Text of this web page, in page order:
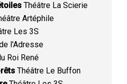
Théâtre La Scierie
Artéphile
Les 3S
l'Adresse
Roi René
Théâtre Le Buffon